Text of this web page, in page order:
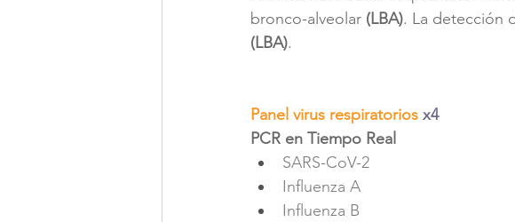
bronco-alveolar (LBA). La detección
(LBA).
Panel virus respiratorios x4
PCR en Tiempo Real
SARS-CoV-2
Influenza A
Influenza B